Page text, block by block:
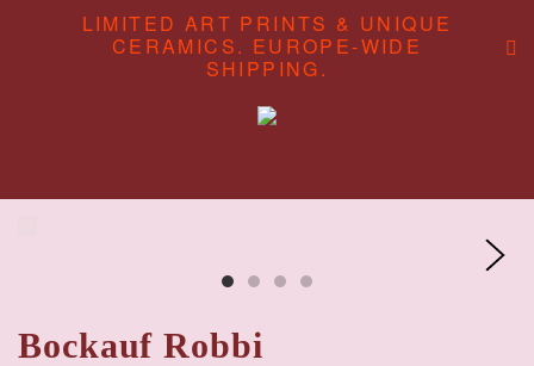
LIMITED ART PRINTS & UNIQUE
CERAMICS. EUROPE-WIDE
SHIPPING.
CONTENT STUDIO
Bockauf Robbi